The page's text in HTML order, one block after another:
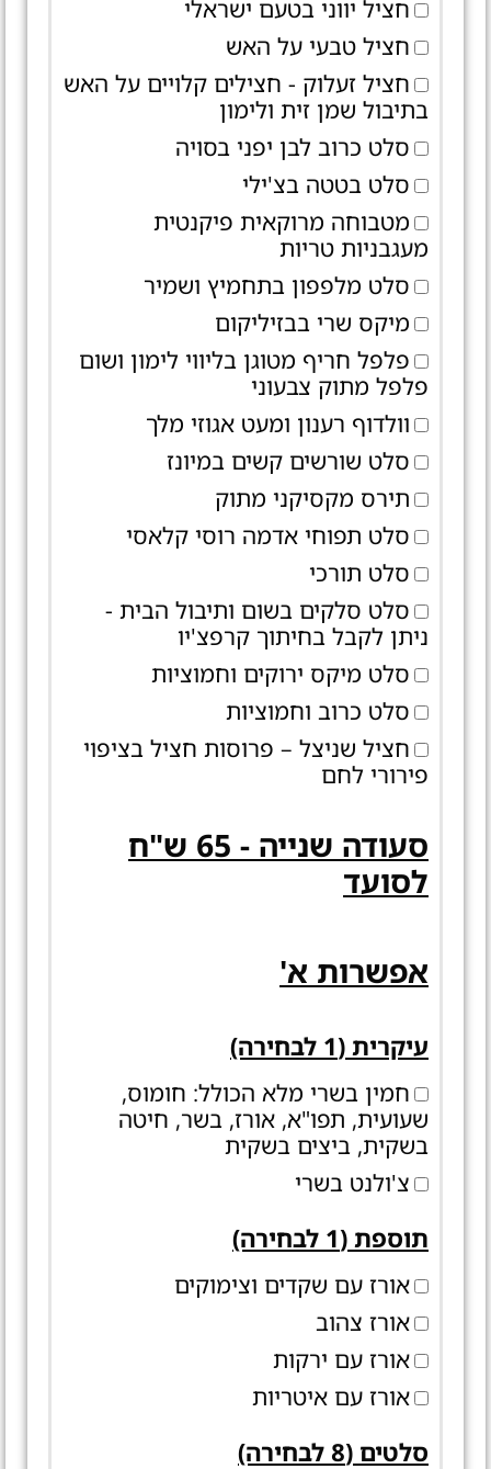
חציל יווני בטעם ישראלי
חציל טבעי על האש
חציל זעלוק - חצילים קלויים על האש
בתיבול שמן זית ולימון
סלט כרוב לבן יפני בסויה
סלט בטטה בצ'ילי
מטבוחה מרוקאית פיקנטית
מעגבניות טריות
סלט מלפפון בתחמיץ ושמיר
מיקס שרי בבזיליקום
פלפל חריף מטוגן בליווי לימון ושום
פלפל מתוק צבעוני
וולדוף רענון ומעט אגוזי מלך
סלט שורשים קשים במיונז
תירס מקסיקני מתוק
סלט תפוחי אדמה רוסי קלאסי
סלט תורכי
סלט סלקים בשום ותיבול הבית -
ניתן לקבל בחיתוך קרפצ'יו
סלט מיקס ירוקים וחמוציות
סלט כרוב וחמוציות
חציל שניצל – פרוסות חציל בציפוי
פירורי לחם
סעודה שנייה - 65 ש"ח
לסועד
אפשרות א'
עיקרית (1 לבחירה)
חמין בשרי מלא הכולל: חומוס,
שעועית, תפו"א, אורז, בשר, חיטה
בשקית, ביצים בשקית
צ'ולנט בשרי
תוספת (1 לבחירה)
אורז עם שקדים וצימוקים
אורז צהוב
אורז עם ירקות
אורז עם איטריות
סלטים (8 לבחירה)